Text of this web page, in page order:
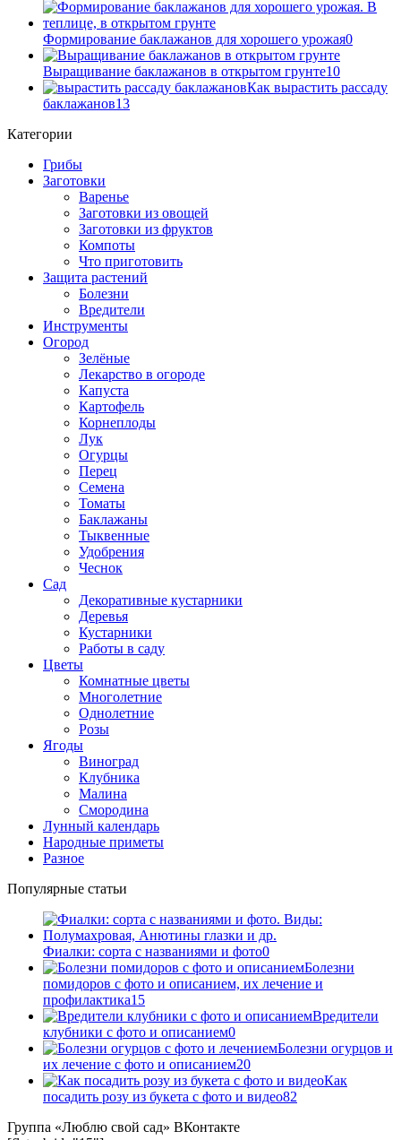
Формирование баклажанов для хорошего урожая0
Выращивание баклажанов в открытом грунте10
Как вырастить рассаду
баклажанов13
Категории
Грибы
Заготовки
Варенье
Заготовки из овощей
Заготовки из фруктов
Компоты
Что приготовить
Защита растений
Болезни
Вредители
Инструменты
Огород
Зелёные
Лекарство в огороде
Капуста
Картофель
Корнеплоды
Лук
Огурцы
Перец
Семена
Томаты
Баклажаны
Тыквенные
Удобрения
Чеснок
Сад
Декоративные кустарники
Деревья
Кустарники
Работы в саду
Цветы
Комнатные цветы
Многолетние
Однолетние
Розы
Ягоды
Виноград
Клубника
Малина
Смородина
Лунный календарь
Народные приметы
Разное
Популярные статьи
Фиалки: сорта с названиями и фото0
Болезни
помидоров с фото и описанием, их лечение и
профилактика15
Вредители
клубники с фото и описанием0
Болезни огурцов и
их лечение с фото и описанием20
Как
посадить розу из букета с фото и видео82
Группа «Люблю свой сад» ВКонтакте